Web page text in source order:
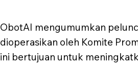
ObotAI mengumumkan
dioperasikan oleh Komite
ini bertujuan untuk